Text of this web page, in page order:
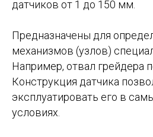
датчиков от 1 до 150 мм.
Предназначены для
механизмов (узлов)
Например, отвал грейдера
Конструкция датчика
эксплуатировать его в
условиях.